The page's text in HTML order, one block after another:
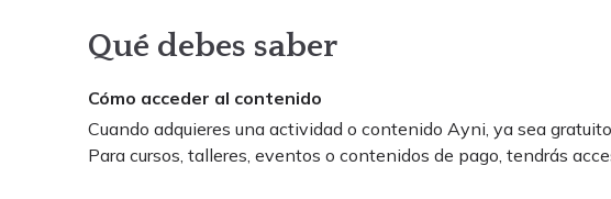
Qué debes saber
Cómo acceder al contenido
Cuando adquieres una actividad o contenido Ayni, ya sea
Para cursos, talleres, eventos o contenidos de pago, tendrás